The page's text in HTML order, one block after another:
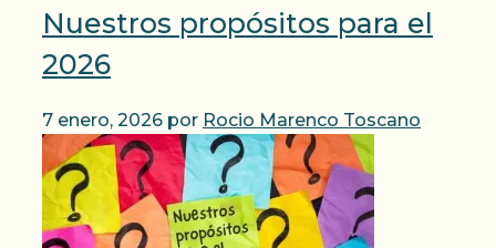
Nuestros propósitos para el
2026
7 enero, 2026 por Rocio Marenco Toscano